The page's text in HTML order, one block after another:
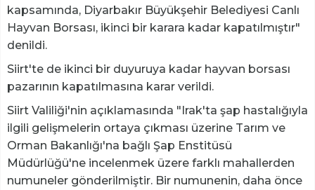
kapsamında, Diyarbakır Büyükşehir Belediyesi Canlı
Hayvan Borsası, ikinci bir karara kadar kapatılmıştır"
denildi.
Siirt'te de ikinci bir duyuruya kadar hayvan borsası
pazarının kapatılmasına karar verildi.
Siirt Valiliği'nin açıklamasında "Irak'ta şap hastalığıyla
ilgili gelişmelerin ortaya çıkması üzerine Tarım ve
Orman Bakanlığı'na bağlı Şap Enstitüsü
Müdürlüğü'ne incelenmek üzere farklı mahallerden
numuneler gönderilmiştir. Bir numunenin, daha önce